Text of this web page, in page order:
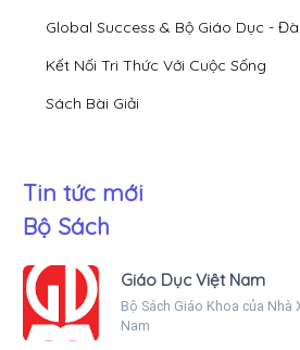
Global Success & Bộ Giáo Dục -
Kết Nối Tri Thức Với Cuộc Sống
Sách Bài Giải
Tin tức mới
Bộ Sách
Giáo Dục Việt Nam
Bộ Sách Giáo Khoa của Nhà
Nam